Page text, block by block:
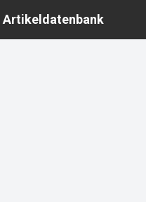
Artikeldatenbank